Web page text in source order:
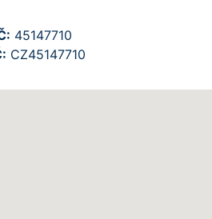
45147710
CZ45147710